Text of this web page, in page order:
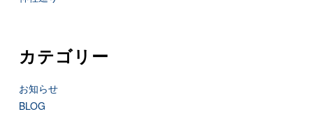
カテゴリー
お知らせ
BLOG